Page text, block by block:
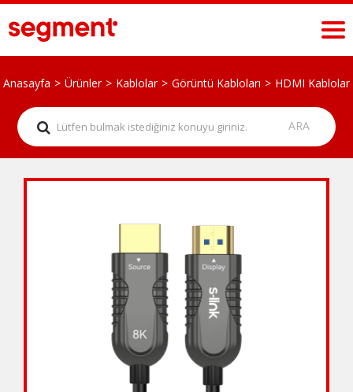
Anasayfa Ürünler Kablolar Görüntü Kabloları HDMI Kablolar